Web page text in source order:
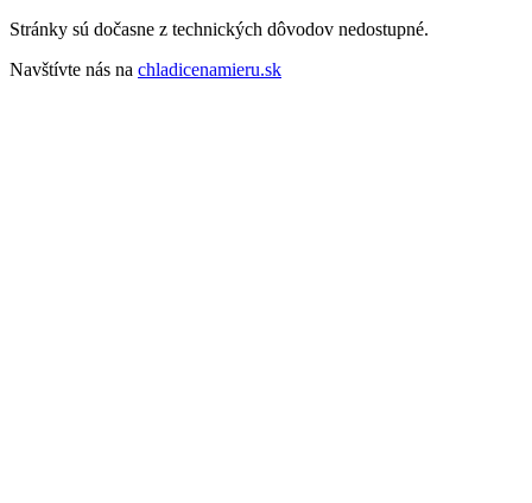
Stránky sú dočasne z technických dôvodov nedostupné.
Navštívte nás na chladicenamieru.sk